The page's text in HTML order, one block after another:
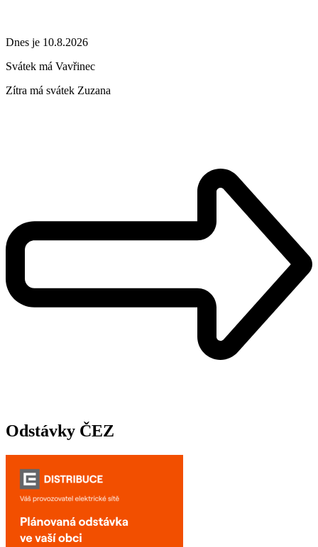
Dnes je 10.8.2026
Svátek má Vavřinec
Zítra má svátek Zuzana
Odstávky ČEZ